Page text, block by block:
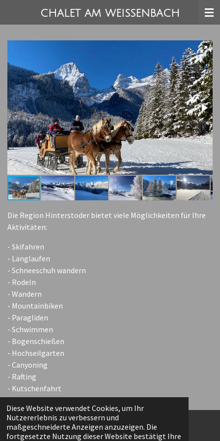
Diese Website verwendet Cookies, um Ihr
Nutzererlebnis zu verbessern und
maßgeschneiderte Anzeigen anzuzeigen. Die
fortgesetzte Nutzung dieser Website bestätigt Ihre
CHALET AM WEISSENBACH
Die Region Hinterstoder bietet viele Möglichkeiten für Ihre
Aktivitäten:
- Skifahren
- Langlaufen
- Schneeschuh wandern
- Rodeln
- Wandern
- Mountainbiken
- Paragliden
- Schwimmen
- Bogenschießen
- Hochseilgarten
- Canyoning
- Rafting
- Kutschenfahrt